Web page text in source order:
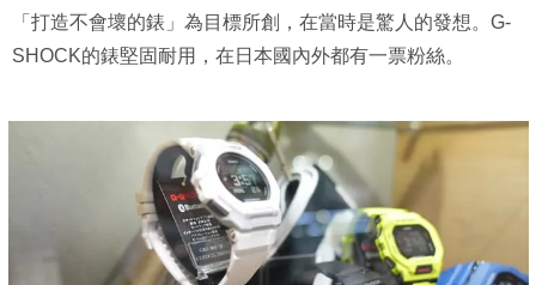
「打造不會壞的錶」為目標所創，在當時是驚人的發想。G-
SHOCK的錶堅固耐用，在日本國內外都有一票粉絲。